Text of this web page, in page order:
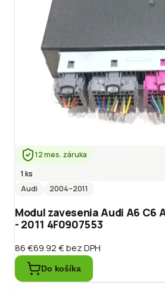
12 mes. záruka
1 ks
Audi
2004–2011
Modul zavesenia Audi A6 C6
- 2011 4F0907553
86 €69.92 €bez DPH
Do košíka